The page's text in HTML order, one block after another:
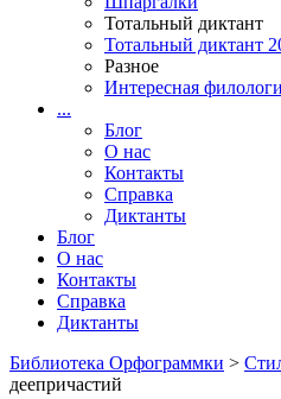
Тотальный диктант
Тотальный диктант
Разное
Интересная
...
Блог
О нас
Контакты
Справка
Диктанты
Блог
О нас
Контакты
Справка
Диктанты
Библиотека Орфограммки >
деепричастий